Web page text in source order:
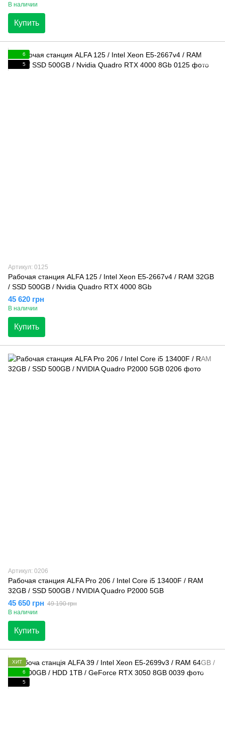
В наличии
Купить
6
5
Артикул: 0125
Рабочая станция ALFA 125 / Intel Xeon E5-2667v4 / RAM 32GB
/ SSD 500GB / Nvidia Quadro RTX 4000 8Gb
45 620 грн
В наличии
Купить
Артикул: 0206
Рабочая станция ALFA Pro 206 / Intel Core i5 13400F / RAM
32GB / SSD 500GB / NVIDIA Quadro P2000 5GB
45 650 грн 49 190 грн
В наличии
Купить
ХИТ
6
5